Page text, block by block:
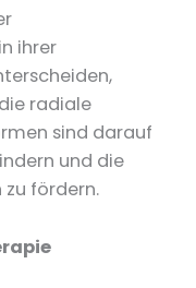
ihrer
radiale
sind darauf
und die
zu fördern.